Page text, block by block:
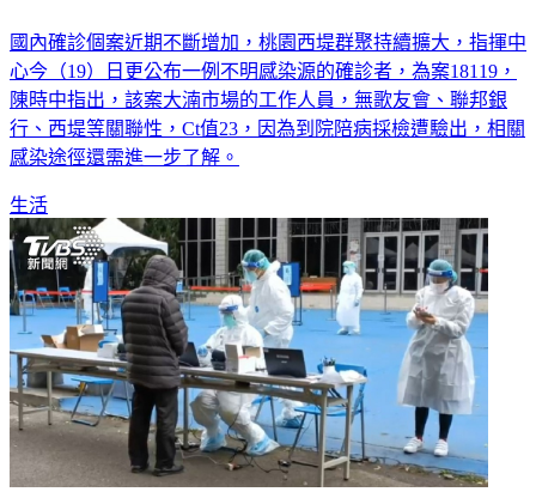
國內確診個案近期不斷增加，桃園西堤群聚持續擴大，指揮中
心今（19）日更公布一例不明感染源的確診者，為案18119，
陳時中指出，該案大湳市場的工作人員，無歌友會、聯邦銀
行、西堤等關聯性，Ct值23，因為到院陪病採檢遭驗出，相關
感染途徑還需進一步了解。
生活